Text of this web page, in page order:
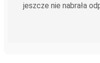
jeszcze nie nabrała